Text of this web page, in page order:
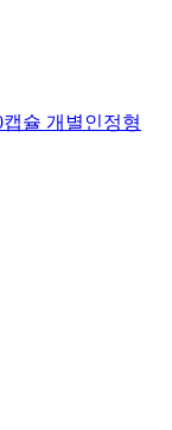
슐 개별인정형